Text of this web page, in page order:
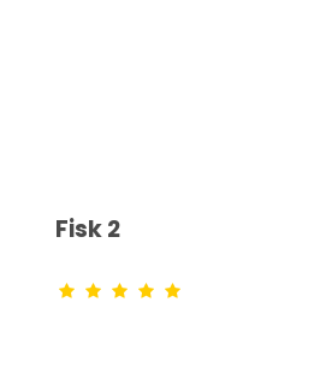
Fisk 2